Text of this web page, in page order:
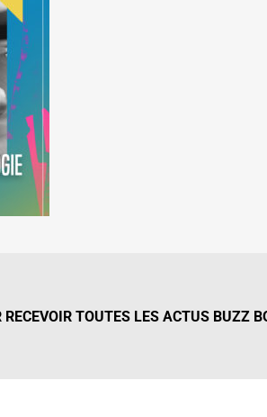
RECEVOIR TOUTES LES ACTUS BUZZ